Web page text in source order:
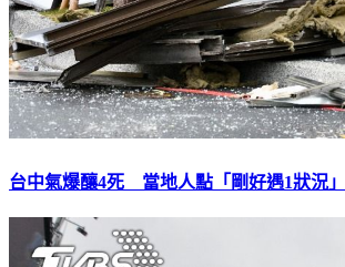
台中氣爆釀4死 當地人點「剛好遇1狀況